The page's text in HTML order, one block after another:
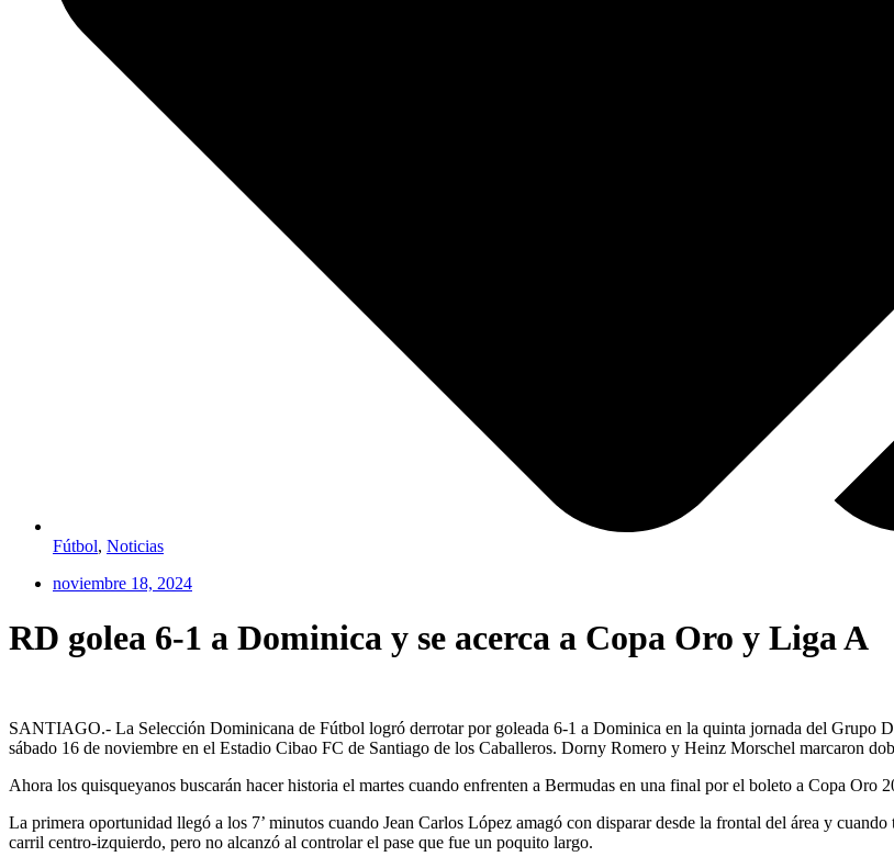
Fútbol, Noticias
noviembre 18, 2024
RD golea 6-1 a Dominica y se acerca a Copa Oro y Liga A
SANTIAGO.- La Selección Dominicana de Fútbol logró derrotar por goleada 6-1 a Dominica en la quinta jornada del Grupo
sábado 16 de noviembre en el Estadio Cibao FC de Santiago de los Caballeros. Dorny Romero y Heinz Morschel marcaron
Ahora los quisqueyanos buscarán hacer historia el martes cuando enfrenten a Bermudas en una final por el boleto a Copa Oro
La primera oportunidad llegó a los 7’ minutos cuando Jean Carlos López amagó con disparar desde la frontal del área y
carril centro-izquierdo, pero no alcanzó al controlar el pase que fue un poquito largo.